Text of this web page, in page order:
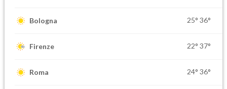
Bologna 25° 36°
Firenze 22° 37°
Roma 24° 36°